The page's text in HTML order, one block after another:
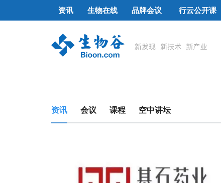
资讯 生物在线 品牌会议 行云公开课
资讯 会议 课程 空中讲坛